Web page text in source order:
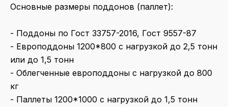
Основные размеры поддонов (паллет):
- Поддоны по Гост 33757-2016, Гост 9557-87
- Европоддоны 1200*800 с нагрузкой до 2,5 тонн
или до 1,5 тонн
- Облегченные европоддоны с нагрузкой до 800
кг
- Паллеты 1200*1000 с нагрузкой до 1,5 тонн